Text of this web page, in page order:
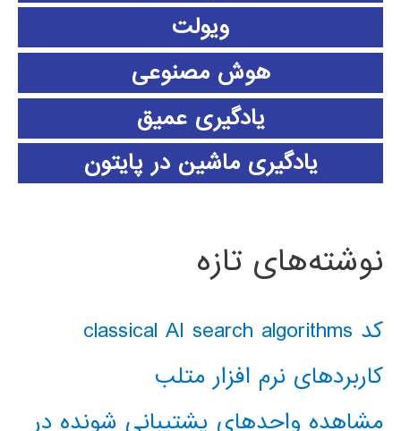
ویولت
هوش مصنوعی
یادگیری عمیق
یادگیری ماشین در پایتون
نوشته‌های تازه
کد classical AI search algorithms
کاربردهای نرم افزار متلب
مشاهده واحدهای پشتیبانی شونده در